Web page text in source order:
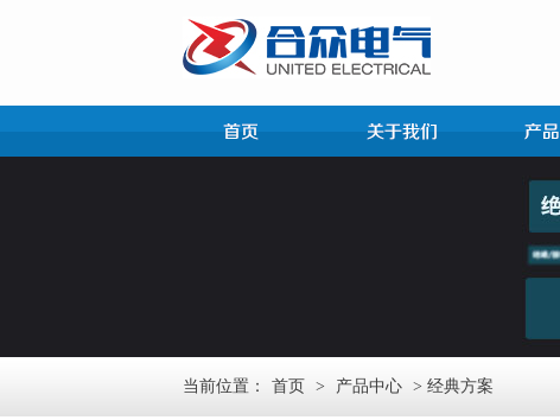
当前位置： 首页 > 产品中心 > 经典方案